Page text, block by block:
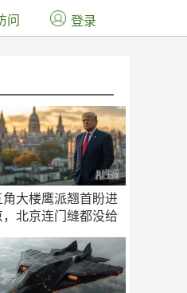
角大楼鹰派翘首盼进
，北京连门缝都没给
问 登录